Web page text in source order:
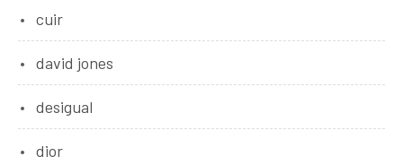
cuir
david jones
desigual
dior